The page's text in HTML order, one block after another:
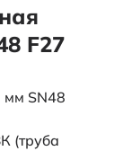
F27
мм SN48
(труба